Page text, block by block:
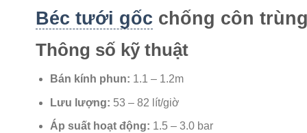
Béc tưới gốc chống côn
Thông số kỹ thuật
Bán kính phun: 1.1 – 1.2m
Lưu lượng: 53 – 82 lít/giờ
Áp suất hoạt động: 1.5 – 3.0 bar